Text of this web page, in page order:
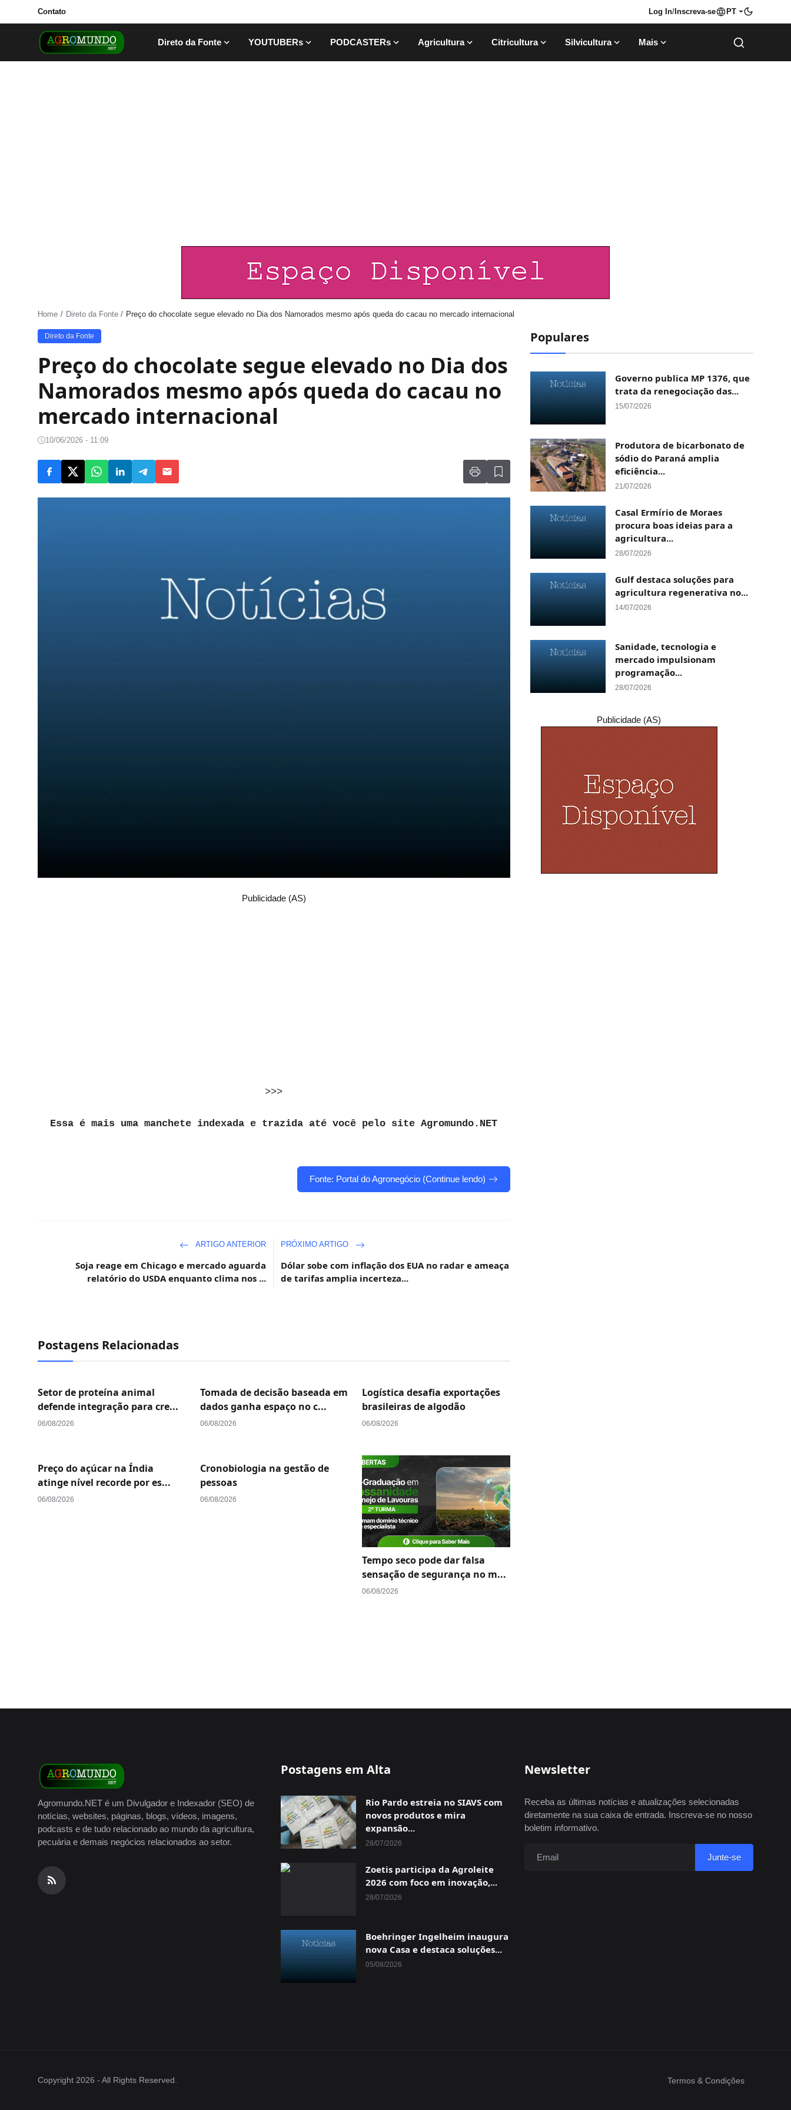
Contato Log In/ Inscreva-se PT
Direto da Fonte YOUTUBERs PODCASTERs Agricultura Citricultura Silvicultura Mais
Home Direto da Fonte Preço do chocolate segue elevado no Dia dos Namorados mesmo após queda do cacau no mercado internacional
Direto da Fonte
Preço do chocolate segue elevado no Dia dos
Namorados mesmo após queda do cacau no
mercado internacional
10/06/2026 - 11:09
Publicidade (AS)
>>>
Essa é mais uma manchete indexada e trazida até você pelo site Agromundo.NET
Fonte: Portal do Agronegócio (Continue lendo)
ARTIGO ANTERIOR
Soja reage em Chicago e mercado aguarda
relatório do USDA enquanto clima nos ...
PRÓXIMO ARTIGO
Dólar sobe com inflação dos EUA no radar e ameaça
de tarifas amplia incerteza...
Postagens Relacionadas
Setor de proteína animal
defende integração para cre...
06/08/2026
Tomada de decisão baseada em
dados ganha espaço no c...
06/08/2026
Logística desafia exportações
brasileiras de algodão
06/08/2026
Preço do açúcar na Índia
atinge nível recorde por es...
06/08/2026
Cronobiologia na gestão de
pessoas
06/08/2026
Tempo seco pode dar falsa
sensação de segurança no m...
06/08/2026
Populares
Governo publica MP 1376, que
trata da renegociação das...
15/07/2026
Produtora de bicarbonato de
sódio do Paraná amplia
eficiência...
21/07/2026
Casal Ermírio de Moraes
procura boas ideias para a
agricultura...
28/07/2026
Gulf destaca soluções para
agricultura regenerativa no...
14/07/2026
Sanidade, tecnologia e
mercado impulsionam
programação...
28/07/2026
Publicidade (AS)
Agromundo.NET é um Divulgador e Indexador (SEO) de
notícias, websites, páginas, blogs, vídeos, imagens,
podcasts e de tudo relacionado ao mundo da agricultura,
pecuária e demais negócios relacionados ao setor.
Postagens em Alta
Rio Pardo estreia no SIAVS com
novos produtos e mira
expansão...
28/07/2026
Zoetis participa da Agroleite
2026 com foco em inovação,...
28/07/2026
Boehringer Ingelheim inaugura
nova Casa e destaca soluções...
05/08/2026
Newsletter
Receba as últimas notícias e atualizações selecionadas
diretamente na sua caixa de entrada. Inscreva-se no nosso
boletim informativo.
Junte-se
Copyright 2026 - All Rights Reserved. Termos & Condições